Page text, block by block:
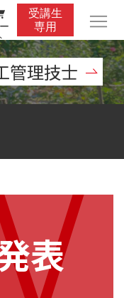
受講生
専用
管理技士
表